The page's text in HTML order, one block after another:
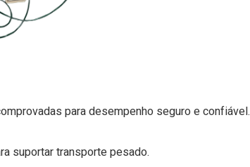
para desempenho seguro e confiável.
suportar transporte pesado.